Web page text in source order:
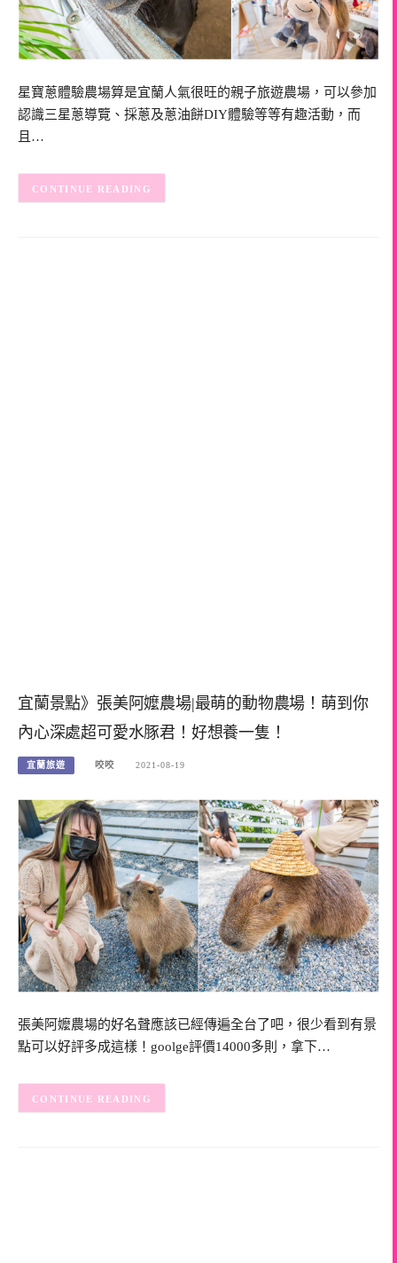
星寶蔥體驗農場算是宜蘭人氣很旺的親子旅遊農場，可以參加
認識三星蔥導覽、採蔥及蔥油餅DIY體驗等等有趣活動，而
且…
CONTINUE READING
宜蘭景點》張美阿嬤農場|最萌的動物農場！萌到你
內心深處超可愛水豚君！好想養一隻！
宜蘭旅遊 咬咬 2021-08-19
張美阿嬤農場的好名聲應該已經傳遍全台了吧，很少看到有景
點可以好評多成這樣！goolge評價14000多則，拿下…
CONTINUE READING